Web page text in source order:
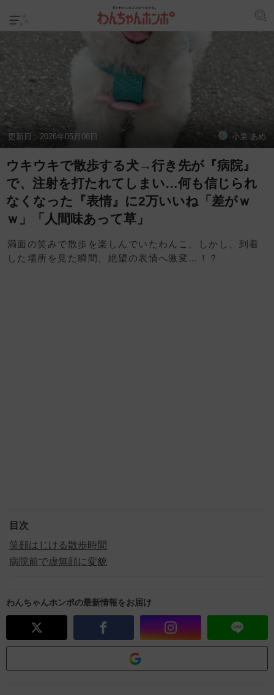
更新日： 2026年05月08日 小泉 あめ
ウキウキで散歩する犬→行き先が『病院』
で、注射を打たれてしまい…何も信じられ
なくなった『表情』に2万いいね「差がｗ
ｗ」「人間味あって草」
満面の笑みで散歩を楽しんでいたわんこ。しかし、到着
した場所を見た瞬間、絶望の表情へ激変…！？
目次
笑顔はじける散歩時間
病院前で虚無顔に変貌
わんちゃんホンポの最新情報をお届け